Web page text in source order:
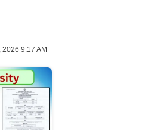
2026 9:17 AM